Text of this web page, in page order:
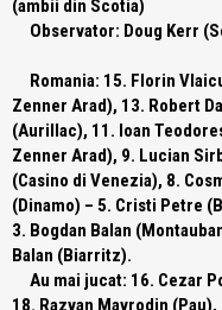
(ambii din Scotia)
Observator: Doug Kerr
Romania: 15. Florin
Zenner Arad), 13. Robert
(Aurillac), 11. Ioan
Zenner Arad), 9. Lucian
(Casino di Venezia), 8.
(Dinamo) – 5. Cristi Petre
3. Bogdan Balan
Balan (Biarritz).
Au mai jucat: 16. Cezar
18. Razvan Mavrodin